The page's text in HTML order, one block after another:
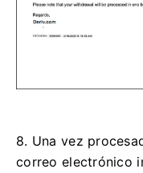
8. Una vez
correo electrónico